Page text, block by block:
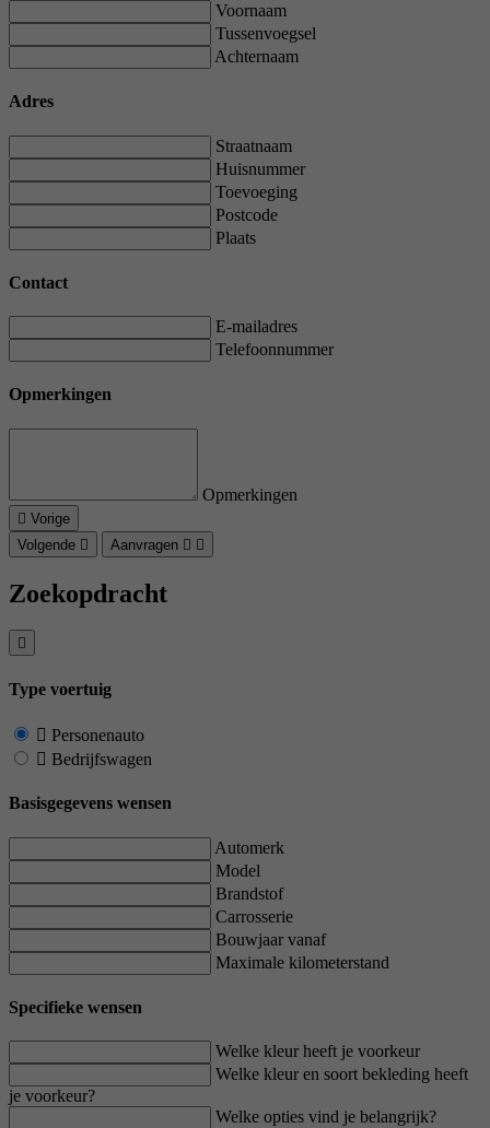
Voornaam
Tussenvoegsel
Achternaam
Adres
Straatnaam
Huisnummer
Toevoeging
Postcode
Plaats
Contact
E-mailadres
Telefoonnummer
Opmerkingen
Opmerkingen
Vorige
Volgende
Aanvragen
Zoekopdracht
Type voertuig
Personenauto
Bedrijfswagen
Basisgegevens wensen
Automerk
Model
Brandstof
Carrosserie
Bouwjaar vanaf
Maximale kilometerstand
Specifieke wensen
Welke kleur heeft je voorkeur
Welke kleur en soort bekleding heeft
je voorkeur?
Welke opties vind je belangrijk?